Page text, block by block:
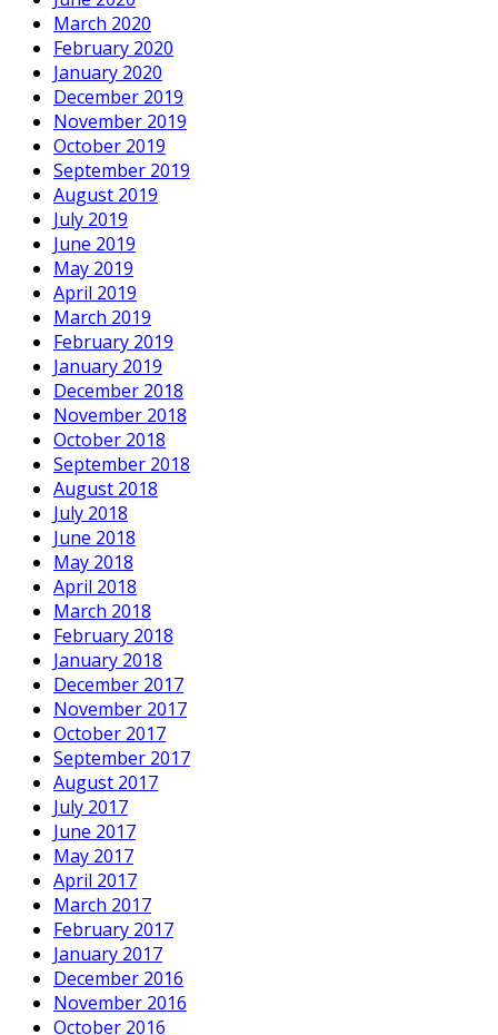
March 2020
February 2020
January 2020
December 2019
November 2019
October 2019
September 2019
August 2019
July 2019
June 2019
May 2019
April 2019
March 2019
February 2019
January 2019
December 2018
November 2018
October 2018
September 2018
August 2018
July 2018
June 2018
May 2018
April 2018
March 2018
February 2018
January 2018
December 2017
November 2017
October 2017
September 2017
August 2017
July 2017
June 2017
May 2017
April 2017
March 2017
February 2017
January 2017
December 2016
November 2016
October 2016